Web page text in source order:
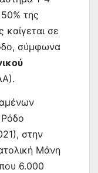
της
σε
σύμφωνα
στην
Μάνη
6.000